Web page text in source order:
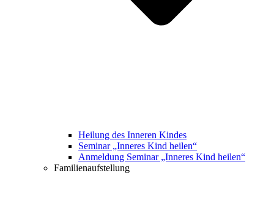
Heilung des Inneren Kindes
Seminar „Inneres Kind heilen“
Anmeldung Seminar „Inneres Kind heilen“
Familienaufstellung